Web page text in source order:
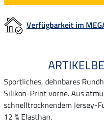
Verfügbarkeit im
Sportliches, dehnbares
Silikon-Print vorne. Aus
schnelltrocknendem Jersey-
12 % Elasthan.